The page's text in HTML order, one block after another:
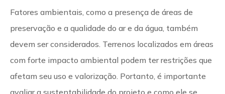
Fatores ambientais, como a presença de áreas de
preservação e a qualidade do ar e da água, também
devem ser considerados. Terrenos localizados em áreas
com forte impacto ambiental podem ter restrições que
afetam seu uso e valorização. Portanto, é importante
avaliar a sustentabilidade do projeto e como ele se